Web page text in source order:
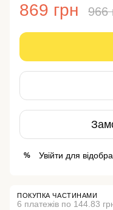
869 грн 966
% Увійти для
ПОКУПКА ЧАСТИНАМИ
6 платежів по 144.83